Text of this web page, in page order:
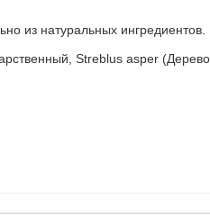
из натуральных ингредиентов.
Streblus asper